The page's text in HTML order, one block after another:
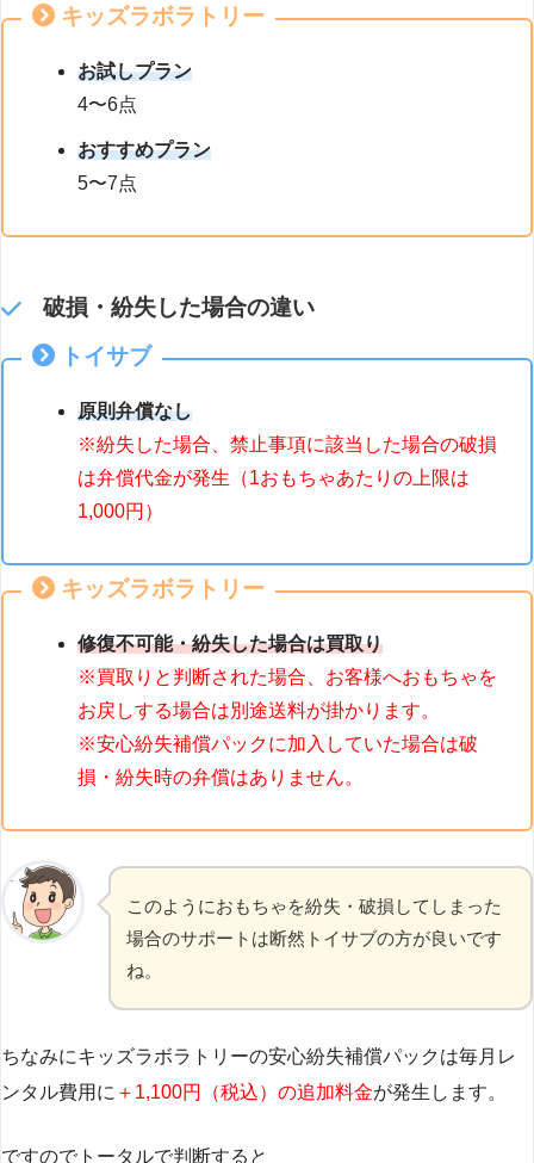
キッズラボラトリー
お試しプラン
4〜6点
おすすめプラン
5〜7点
破損・紛失した場合の違い
トイサブ
原則弁償なし
※紛失した場合、禁止事項に該当した場合の破損
は弁償代金が発生（1おもちゃあたりの上限は
1,000円）
キッズラボラトリー
修復不可能・紛失した場合は買取り
※買取りと判断された場合、お客様へおもちゃを
お戻しする場合は別途送料が掛かります。
※安心紛失補償パックに加入していた場合は破
損・紛失時の弁償はありません。
このようにおもちゃを紛失・破損してしまった
場合のサポートは断然トイサブの方が良いです
ね。
ちなみにキッズラボラトリーの安心紛失補償パックは毎月レ
ンタル費用に ＋1,100円（税込）の追加料金が発生します。
ですのでトータルで判断すると